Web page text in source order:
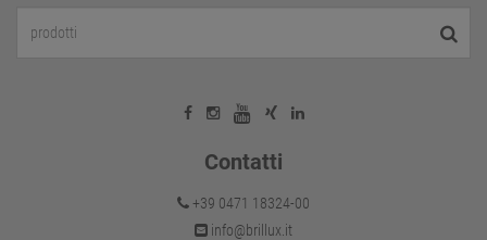
Contatti
+39 0471 18324-00
info@brillux.it